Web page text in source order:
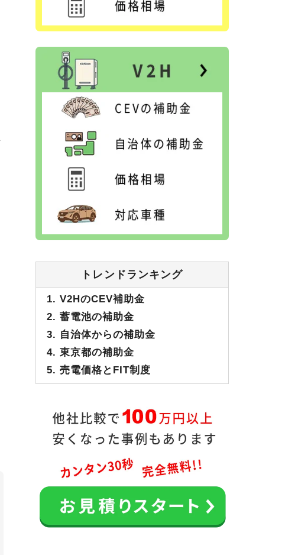
トレンドランキング
1. V2HのCEV補助金
2. 蓄電池の補助金
3. 自治体からの補助金
4. 東京都の補助金
5. 売電価格とFIT制度